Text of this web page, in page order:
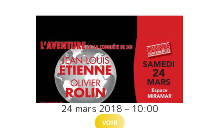
24 mars 2018 – 10:00
VOIR